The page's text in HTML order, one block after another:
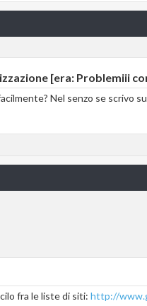
[era: Problemiii
Nel senzo se scrivo
fra le liste di siti: http://